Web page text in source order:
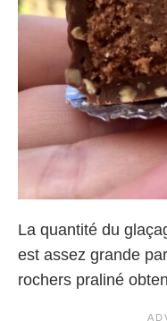
La quantité du
est assez grande
rochers praliné